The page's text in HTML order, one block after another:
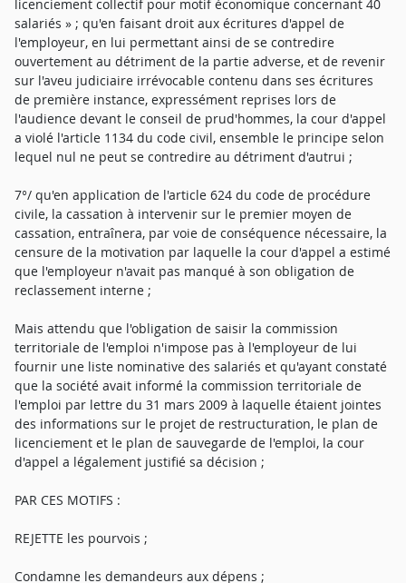
licenciement collectif pour motif économique concernant 40
salariés » ; qu'en faisant droit aux écritures d'appel de
l'employeur, en lui permettant ainsi de se contredire
ouvertement au détriment de la partie adverse, et de revenir
sur l'aveu judiciaire irrévocable contenu dans ses écritures
de première instance, expressément reprises lors de
l'audience devant le conseil de prud'hommes, la cour d'appel
a violé l'article 1134 du code civil, ensemble le principe selon
lequel nul ne peut se contredire au détriment d'autrui ;
7°/ qu'en application de l'article 624 du code de procédure
civile, la cassation à intervenir sur le premier moyen de
cassation, entraînera, par voie de conséquence nécessaire, la
censure de la motivation par laquelle la cour d'appel a estimé
que l'employeur n'avait pas manqué à son obligation de
reclassement interne ;
Mais attendu que l'obligation de saisir la commission
territoriale de l'emploi n'impose pas à l'employeur de lui
fournir une liste nominative des salariés et qu'ayant constaté
que la société avait informé la commission territoriale de
l'emploi par lettre du 31 mars 2009 à laquelle étaient jointes
des informations sur le projet de restructuration, le plan de
licenciement et le plan de sauvegarde de l'emploi, la cour
d'appel a légalement justifié sa décision ;
PAR CES MOTIFS :
REJETTE les pourvois ;
Condamne les demandeurs aux dépens ;